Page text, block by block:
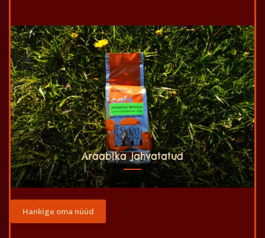
Araabika jahvatatud
Hankige oma nüüd